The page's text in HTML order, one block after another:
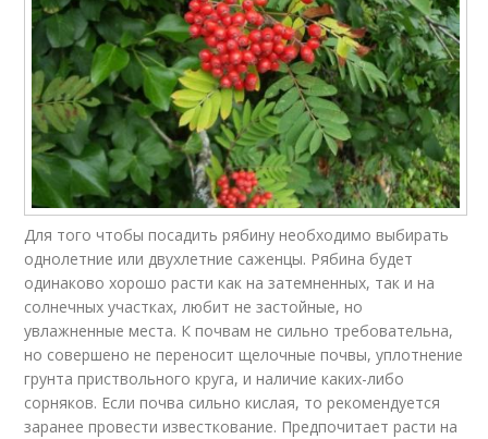
Для того чтобы посадить рябину необходимо выбирать
однолетние или двухлетние саженцы. Рябина будет
одинаково хорошо расти как на затемненных, так и на
солнечных участках, любит не застойные, но
увлажненные места. К почвам не сильно требовательна,
но совершено не переносит щелочные почвы, уплотнение
грунта приствольного круга, и наличие каких-либо
сорняков. Если почва сильно кислая, то рекомендуется
заранее провести известкование. Предпочитает расти на